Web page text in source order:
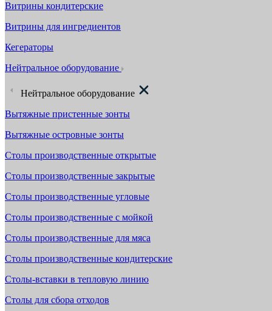
Витрины кондитерские
Витрины для ингредиентов
Кегераторы
Нейтральное оборудование
Нейтральное оборудование
Вытяжные пристенные зонты
Вытяжные островные зонты
Столы производственные открытые
Столы производственные закрытые
Столы производственные угловые
Столы производственные с мойкой
Столы производственные для мяса
Столы производственные кондитерские
Столы-вставки в тепловую линию
Столы для сбора отходов